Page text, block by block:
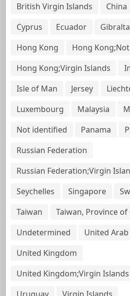
British Virgin Islands
China
Cyprus
Ecuador
Hong Kong
Hong
Hong Kong;Virgin Islands
Isle of Man
Jersey
Luxembourg
Malaysia
Not identified
Panama
Russian Federation
Russian Federation;Virgin
Seychelles
Singapore
Taiwan
Taiwan, Province of
Undetermined
United
United Kingdom
United Kingdom;Virgin Islands